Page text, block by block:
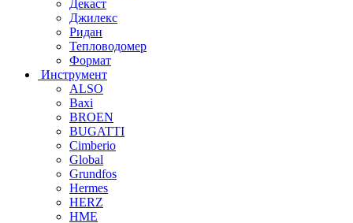
Декаст
Джилекс
Ридан
Тепловодомер
Формат
Инструмент
ALSO
Baxi
BROEN
BUGATTI
Cimberio
Global
Grundfos
Hermes
HERZ
HME